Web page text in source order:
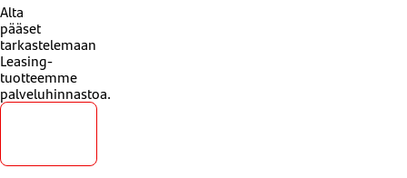
Alta
pääset
tarkastelemaan
Leasing-
tuotteemme
palveluhinnastoa.